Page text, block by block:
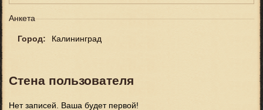
Анкета
Город: Калининград
Стена пользователя
Нет записей. Ваша будет первой!